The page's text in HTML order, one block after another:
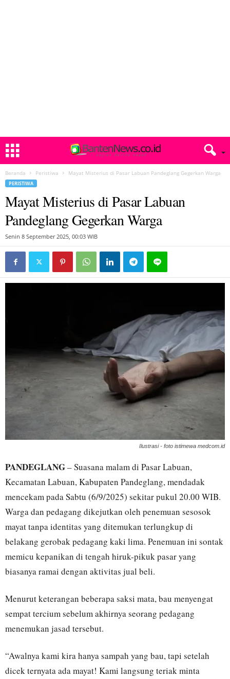
Beranda Peristiwa Mayat Misterius di Pasar Labuan Pandeglang Gegerkan Warga
PERISTIWA
Mayat Misterius di Pasar Labuan
Pandeglang Gegerkan Warga
Senin 8 September 2025, 00:03 WIB
Ilustrasi - foto istimewa medcom.id
PANDEGLANG– Suasana malam di Pasar Labuan,
Kecamatan Labuan, Kabupaten Pandeglang, mendadak
mencekam pada Sabtu (6/9/2025) sekitar pukul 20.00 WIB.
Warga dan pedagang dikejutkan oleh penemuan sesosok
mayat tanpa identitas yang ditemukan terlungkup di
belakang gerobak pedagang kaki lima. Penemuan ini sontak
memicu kepanikan di tengah hiruk-pikuk pasar yang
biasanya ramai dengan aktivitas jual beli.
Menurut keterangan beberapa saksi mata, bau menyengat
sempat tercium sebelum akhirnya seorang pedagang
menemukan jasad tersebut.
“Awalnya kami kira hanya sampah yang bau, tapi setelah
dicek ternyata ada mayat! Kami langsung teriak minta